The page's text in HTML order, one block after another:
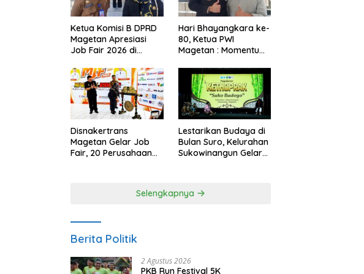
Ketua Komisi B DPRD
Magetan Apresiasi
Job Fair 2026 di
Anggaran
Hari Bhayangkara ke-
80, Ketua PWI
Magetan : Momentum
Kepercayaan Publik
Disnakertrans
Magetan Gelar Job
Fair, 20 Perusahaan
Lestarikan Budaya di
Bulan Suro, Kelurahan
Sukowinangun Gelar
Selengkapnya
Berita Politik
2 Agustus 2026
PKB Run Festival 5K